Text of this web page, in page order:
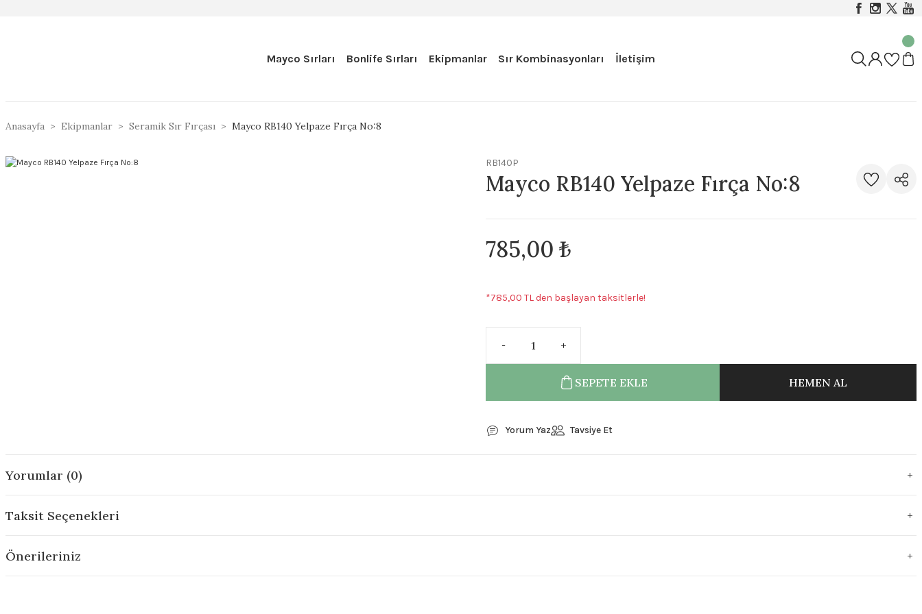
Mayco Sırları Bonlife Sırları Ekipmanlar Sır Kombinasyonları İletişim
Anasayfa Ekipmanlar Seramik Sır Fırçası Mayco RB140 Yelpaze Fırça No:8
RB140P
Mayco RB140 Yelpaze Fırça No:8
785,00 ₺
*785,00 TL den başlayan taksitlerle!
SEPETE EKLE HEMEN AL
Yorum Yaz Tavsiye Et
Yorumlar (0)
Taksit Seçenekleri
Önerileriniz